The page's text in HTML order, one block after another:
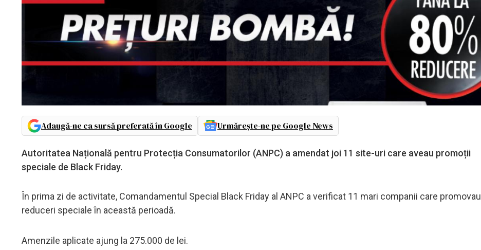
Adaugă-ne ca sursă preferată în Google Urmărește-ne pe Google News
Autoritatea Națională pentru Protecția Consumatorilor (ANPC) a amendat joi 11 site-uri care aveau promoții
speciale de Black Friday.
În prima zi de activitate, Comandamentul Special Black Friday al ANPC a verificat 11 mari companii care promovau
reduceri speciale în această perioadă.
Amenzile aplicate ajung la 275.000 de lei.